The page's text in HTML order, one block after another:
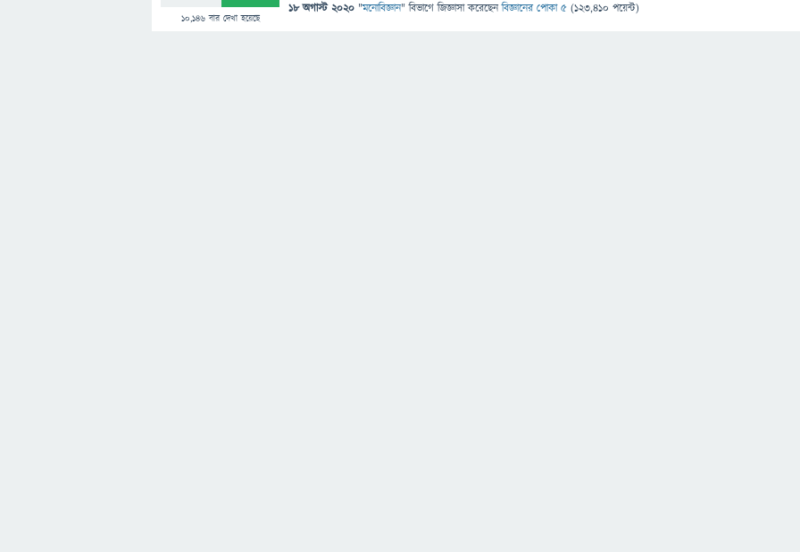
10,146বার দেখা হয়েছে
18 অগাস্ট 2020 "মনোবিজ্ঞান" বিভাগে জিজ্ঞাসাকরেছেনবিজ্ঞানের পোকা ৫ (123,410 পয়েন্ট)